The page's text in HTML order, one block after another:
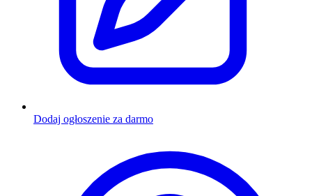
Dodaj ogłoszenie za darmo